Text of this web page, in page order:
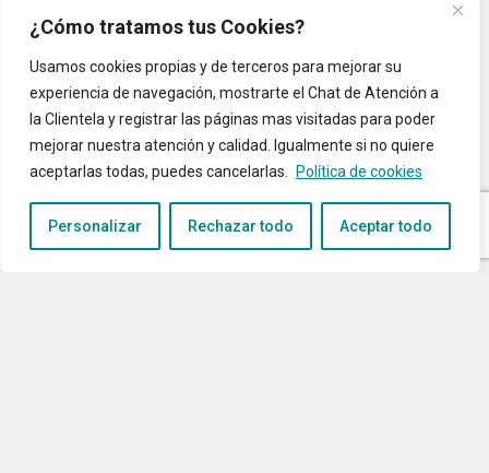
¿Cómo tratamos tus Cookies?
Usamos cookies propias y de terceros para mejorar su
experiencia de navegación, mostrarte el Chat de Atención a
la Clientela y registrar las páginas mas visitadas para poder
mejorar nuestra atención y calidad. Igualmente si no quiere
aceptarlas todas, puedes cancelarlas.
Política de cookies
Personalizar Rechazar todo Aceptar todo
Complémentaires. Informations supplémentaires : vous
pouvez avoir accès à des informations
données dans la section « Politique de protection des
données » ou dans l'e-mail : info@ingade.es. DPD :
dpo@ingadeconnect.es.
J'AI ÉTÉ INFORMÉ, COMPRENDS ET AUTORISE LE
TRAITEMENT DES DONNÉES PERSONNELLES